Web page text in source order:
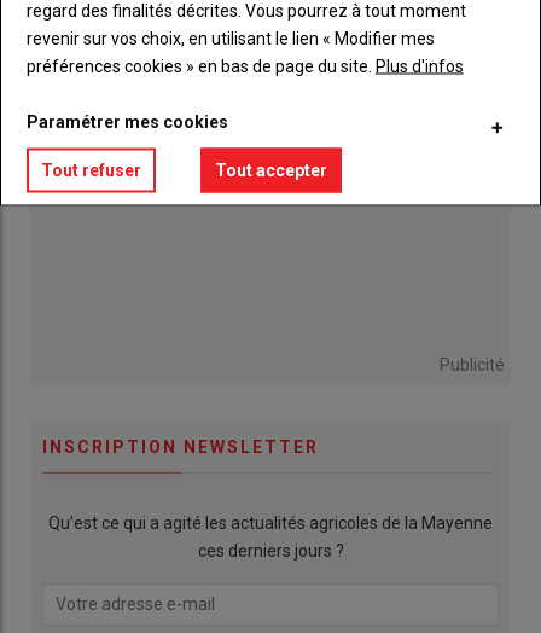
Publicité
INSCRIPTION NEWSLETTER
Qu’est ce qui a agité les actualités agricoles de la Mayenne
ces derniers jours ?
regard des finalités décrites. Vous pourrez à tout moment
revenir sur vos choix, en utilisant le lien « Modifier mes
préférences cookies » en bas de page du site. Plus d'infos
Paramétrer mes cookies
Tout refuser Tout accepter